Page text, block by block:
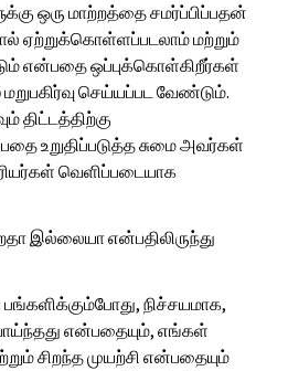
ஒரு மாற்றத்தை சமர்ப்பிப்பதன்
ஏற்றுக்கொள்ளப்படலாம் மற்றும்
என்பதை ஒப்புக்கொள்கிறீர்கள்
செய்யப்பட வேண்டும்.
திட்டத்திற்கு
உறுதிப்படுத்த சுமை அவர்கள்
வெளிப்படையாக
இல்லையா என்பதிலிருந்து
நிச்சயமாக,
என்பதையும், எங்கள்
சிறந்த முயற்சி என்பதையும்